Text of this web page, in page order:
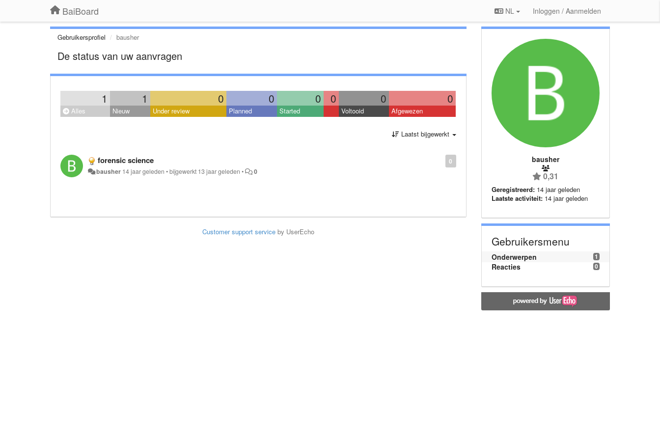
BaiBoard NL Inloggen / Aanmelden
Gebruikersprofiel bausher
De status van uw aanvragen
1 1 0 0 0 0 0 0
Alles Nieuw Under review Planned Started Voltooid Afgewezen
Laatst bijgewerkt
0
forensic science
bausher 14 jaar geleden •bijgewerkt 13 jaar geleden • 0
Customer support serviceby UserEcho
bausher
0,31
Geregistreerd: 14 jaar geleden
Laatste activiteit: 14 jaar geleden
Gebruikersmenu
1
Onderwerpen
0
Reacties